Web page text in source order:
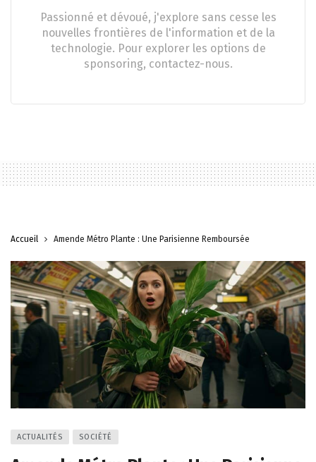
Passionné et dévoué, j'explore sans cesse les
nouvelles frontières de l'information et de la
technologie. Pour explorer les options de
sponsoring, contactez-nous.
Accueil Amende Métro Plante : Une Parisienne Remboursée
ACTUALITÉS SOCIÉTÉ